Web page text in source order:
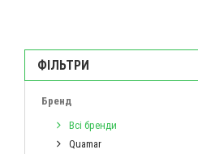
ФІЛЬТРИ
Бренд
Всі бренди
Quamar